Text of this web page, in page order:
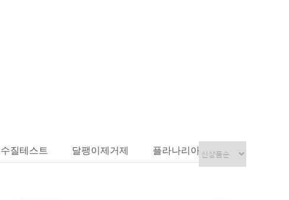
수질테스트 달팽이제거제
플라나리아 포획기